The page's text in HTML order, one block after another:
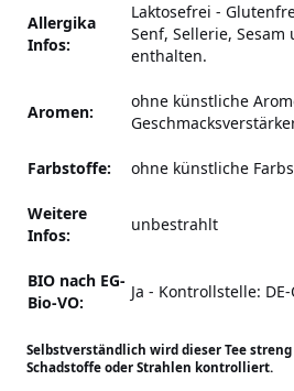
Allergika
Infos:
Laktosefrei -
Senf, Sellerie, Sesam
enthalten.
Aromen:
ohne künstliche
Farbstoffe: ohne künstliche
Weitere
Infos:
unbestrahlt
BIO nach EG-
Bio-VO:
Ja - Kontrollstelle:
Selbstverständlich wird dieser Tee
Schadstoffe oder Strahlen kontrolliert.